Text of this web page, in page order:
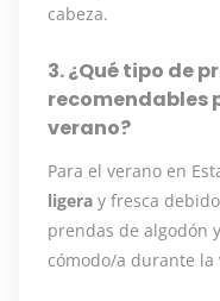
cabeza.
3. ¿Qué tipo de
recomendables
verano?
Para el verano en
ligera y fresca
prendas de algodón
cómodo/a durante la